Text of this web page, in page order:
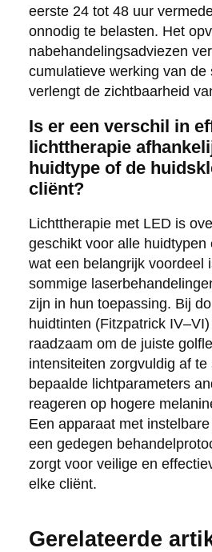
eerste 24 tot 48 uur
onnodig te belasten. Het
nabehandelingsadviezen
cumulatieve werking van de
verlengt de zichtbaarheid
Is er een verschil in
lichttherapie
huidtype of de
cliënt?
Lichttherapie met LED is
geschikt voor alle huidtypen
wat een belangrijk voordeel
sommige
zijn in hun toepassing. Bij
huidtinten (Fitzpatrick
raadzaam om de juiste
intensiteiten zorgvuldig af
bepaalde lichtparameters
reageren op hogere
Een apparaat met
een gedegen
zorgt voor veilige en
elke cliënt.
Gerelateerde